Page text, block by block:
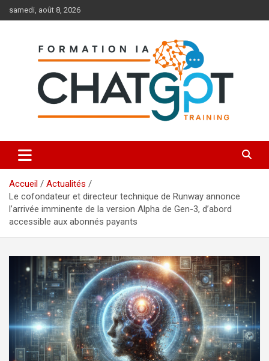
au
samedi, août 8, 2026
Formation IA ChatGPT
Accueil
Actualités
Le cofondateur et directeur technique de Runway annonce
l’arrivée imminente de la version Alpha de Gen-3, d’abord
accessible aux abonnés payants